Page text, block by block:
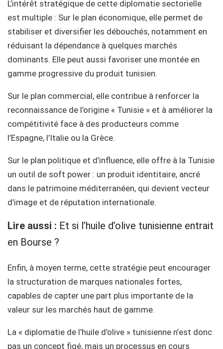
L’intérêt stratégique de cette diplomatie sectorielle
est multiple : Sur le plan économique, elle permet de
stabiliser et diversifier les débouchés, notamment en
réduisant la dépendance à quelques marchés
dominants. Elle peut aussi favoriser une montée en
gamme progressive du produit tunisien.
Sur le plan commercial, elle contribue à renforcer la
reconnaissance de l’origine « Tunisie » et à améliorer la
compétitivité face à des producteurs comme
l’Espagne, l’Italie ou la Grèce.
Sur le plan politique et d’influence, elle offre à la Tunisie
un outil de soft power : un produit identitaire, ancré
dans le patrimoine méditerranéen, qui devient vecteur
d’image et de réputation internationale.
Lire aussi : Et si l’huile d’olive tunisienne entrait
en Bourse ?
Enfin, à moyen terme, cette stratégie peut encourager
la structuration de marques nationales fortes,
capables de capter une part plus importante de la
valeur sur les marchés haut de gamme.
La « diplomatie de l’huile d’olive » tunisienne n’est donc
pas un concept figé, mais un processus en cours